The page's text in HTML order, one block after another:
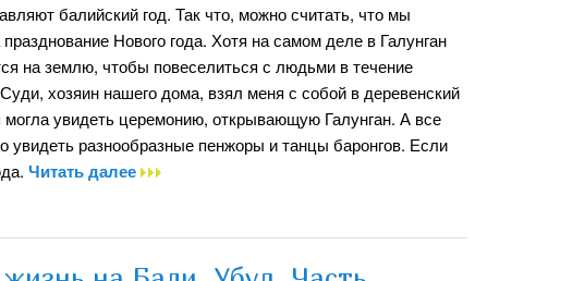
балийский год. Так что, можно считать, что мы
Нового года. Хотя на самом деле в Галунган
на землю, чтобы повеселиться с людьми в течение
хозяин нашего дома, взял меня с собой в деревенский
увидеть церемонию, открывающую Галунган. А все
разнообразные пенжоры и танцы баронгов. Если
Читать далее